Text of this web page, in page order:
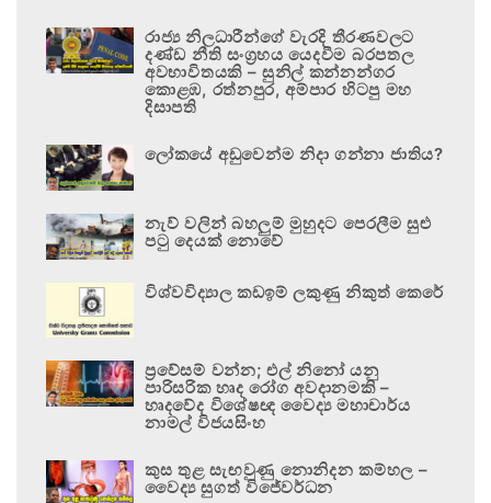
රාජ්‍ය නිලධාරීන්ගේ වැරදි තීරණවලට
දණ්ඩ නීති සංග්‍රහය යෙදවීම බරපතල
අවභාවිතයකි – සුනිල් කන්නන්ගර
කොළඹ, රත්නපුර, අම්පාර හිටපු මහ
දිසාපති
ලෝකයේ අඩුවෙන්ම නිදා ගන්නා ජාතිය?
නැව් වලින් බහලුම් මුහුදට පෙරලීම සුළු
පටු දෙයක් නොවේ
විශ්වවිද්‍යාල කඩඉම් ලකුණු නිකුත් කෙරේ
ප්‍රවේසම් වන්න; එල් නිනෝ යනු
පාරිසරික හෘද රෝග අවදානමකි –
හෘදවේද විශේෂඥ වෛද්‍ය මහාචාර්ය
නාමල් විජයසිංහ
කුස තුළ සැඟවුණු නොනිදන කම්හල –
වෛද්‍ය සුගත් විජේවර්ධන